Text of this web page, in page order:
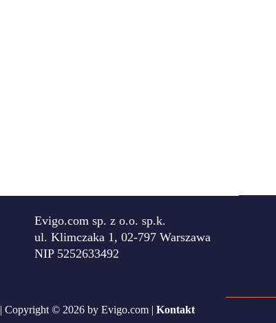
Evigo.com sp. z o.o. sp.k.
ul. Klimczaka 1, 02-797 Warszawa
NIP 5252633492
| Copyright © 2026 by Evigo.com | Kontakt